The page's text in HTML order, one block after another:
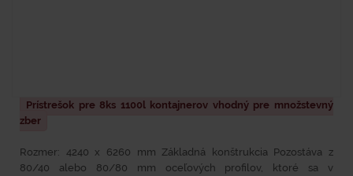
Prístrešok pre 8ks 1100l kontajnerov vhodný pre množstevný
zber
Rozmer: 4240 x 6260 mm Základná konštrukcia Pozostáva z
80/40 alebo 80/80 mm oceľových profilov, ktoré sa v